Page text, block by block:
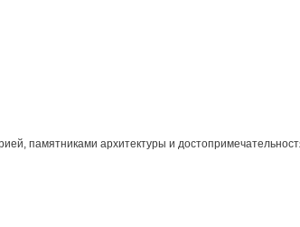
памятниками архитектуры и